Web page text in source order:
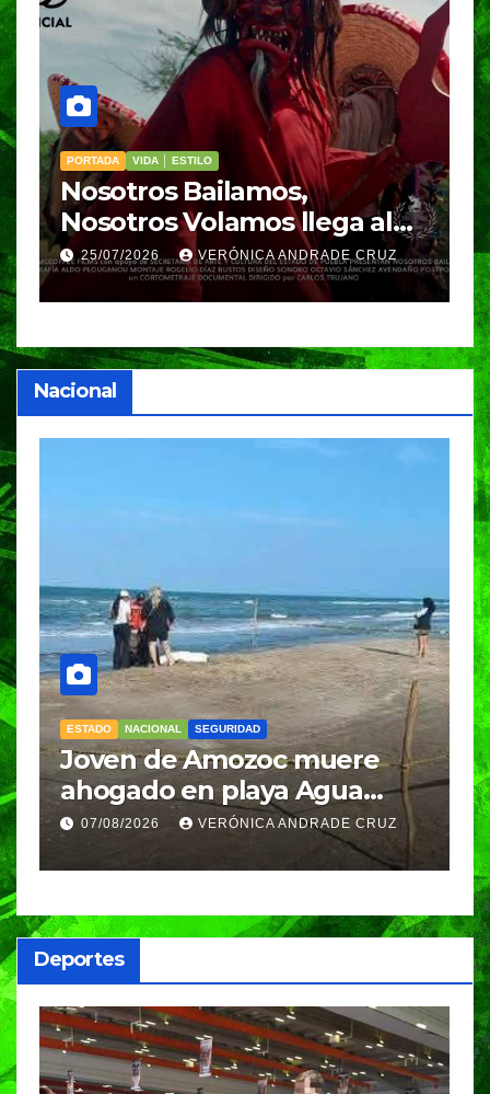
PORTADA VIDA │ ESTILO
Nosotros Bailamos,
Nosotros Volamos llega al
GIFF
25/07/2026 VERÓNICA ANDRADE CRUZ
Nacional
ESTADO NACIONAL SEGURIDAD
Joven de Amozoc muere
ahogado en playa Agua
Azul, en Cazones, Veracruz
07/08/2026 VERÓNICA ANDRADE CRUZ
Deportes